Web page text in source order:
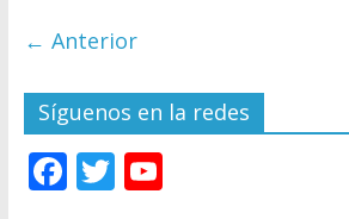
← Anterior
Síguenos en la redes
F T Y